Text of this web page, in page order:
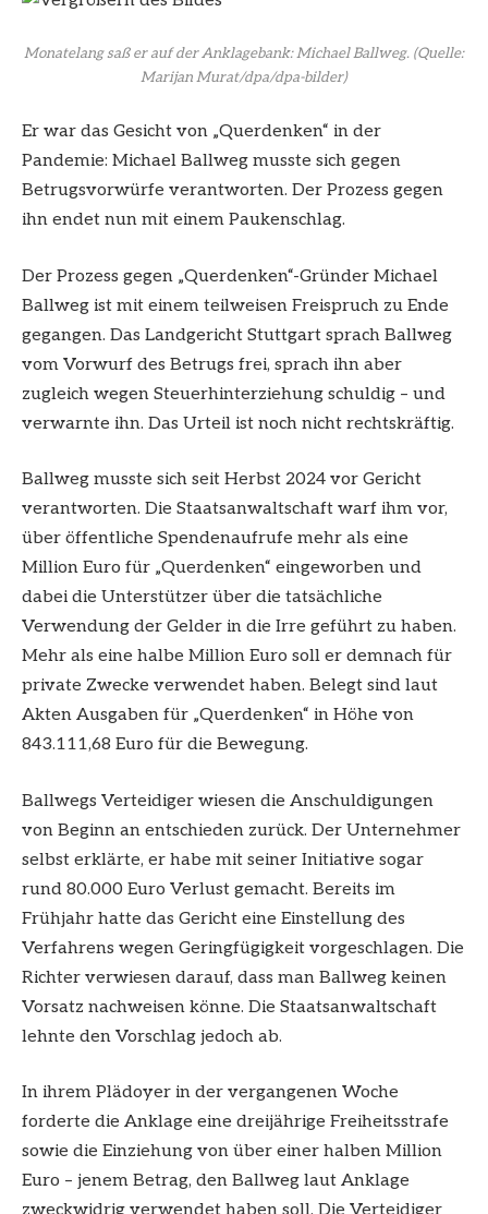
Monatelang saß er auf der Anklagebank: Michael Ballweg. (Quelle:
Marijan Murat/dpa/dpa-bilder)
Er war das Gesicht von „Querdenken“ in der
Pandemie: Michael Ballweg musste sich gegen
Betrugsvorwürfe verantworten. Der Prozess gegen
ihn endet nun mit einem Paukenschlag.
Der Prozess gegen „Querdenken“-Gründer Michael
Ballweg ist mit einem teilweisen Freispruch zu Ende
gegangen. Das Landgericht Stuttgart sprach Ballweg
vom Vorwurf des Betrugs frei, sprach ihn aber
zugleich wegen Steuerhinterziehung schuldig – und
verwarnte ihn. Das Urteil ist noch nicht rechtskräftig.
Ballweg musste sich seit Herbst 2024 vor Gericht
verantworten. Die Staatsanwaltschaft warf ihm vor,
über öffentliche Spendenaufrufe mehr als eine
Million Euro für „Querdenken“ eingeworben und
dabei die Unterstützer über die tatsächliche
Verwendung der Gelder in die Irre geführt zu haben.
Mehr als eine halbe Million Euro soll er demnach für
private Zwecke verwendet haben. Belegt sind laut
Akten Ausgaben für „Querdenken“ in Höhe von
843.111,68 Euro für die Bewegung.
Ballwegs Verteidiger wiesen die Anschuldigungen
von Beginn an entschieden zurück. Der Unternehmer
selbst erklärte, er habe mit seiner Initiative sogar
rund 80.000 Euro Verlust gemacht. Bereits im
Frühjahr hatte das Gericht eine Einstellung des
Verfahrens wegen Geringfügigkeit vorgeschlagen. Die
Richter verwiesen darauf, dass man Ballweg keinen
Vorsatz nachweisen könne. Die Staatsanwaltschaft
lehnte den Vorschlag jedoch ab.
In ihrem Plädoyer in der vergangenen Woche
forderte die Anklage eine dreijährige Freiheitsstrafe
sowie die Einziehung von über einer halben Million
Euro – jenem Betrag, den Ballweg laut Anklage